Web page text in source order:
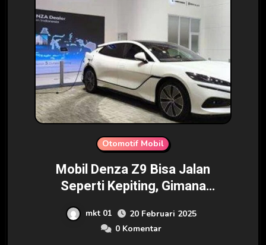
Otomotif Mobil
Mobil Denza Z9 Bisa Jalan
Seperti Kepiting, Gimana
mkt 01
20 Februari 2025
0 Komentar